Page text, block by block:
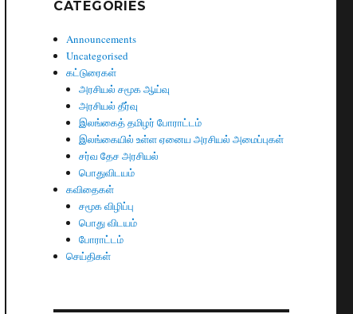
CATEGORIES
Announcements
Uncategorised
கட்டுரைகள்
அரசியல் சமூக ஆய்வு
அரசியல் தீர்வு
இலங்கைத் தமிழர் போராட்டம்
இலங்கையில் உள்ள ஏனைய அரசியல் அமைப்புகள்
சர்வ தேச அரசியல்
பொதுவிடயம்
கவிதைகள்
சமூக விழிப்பு
பொது விடயம்
போராட்டம்
செய்திகள்